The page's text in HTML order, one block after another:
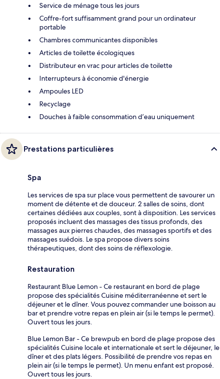
Service de ménage tous les jours
Coffre-fort suffisamment grand pour un ordinateur
portable
Chambres communicantes disponibles
Articles de toilette écologiques
Distributeur en vrac pour articles de toilette
Interrupteurs à économie d'énergie
Ampoules LED
Recyclage
Douches à faible consommation d’eau uniquement
Prestations particulières
Spa
Les services de spa sur place vous permettent de savourer un
moment de détente et de douceur. 2 salles de soins, dont
certaines dédiées aux couples, sont à disposition. Les services
proposés incluent des massages des tissus profonds, des
massages aux pierres chaudes, des massages sportifs et des
massages suédois. Le spa propose divers soins
thérapeutiques, dont des soins de réflexologie.
Restauration
Restaurant Blue Lemon - Ce restaurant en bord de plage
propose des spécialités Cuisine méditerranéenne et sert le
déjeuner et le dîner. Vous pouvez commander une boisson au
bar et prendre votre repas en plein air (si le temps le permet).
Ouvert tous les jours.
Blue Lemon Bar - Ce brewpub en bord de plage propose des
spécialités Cuisine locale et internationale et sert le déjeuner, le
dîner et des plats légers. Possibilité de prendre vos repas en
plein air (si le temps le permet). Un menu enfant est proposé.
Ouvert tous les jours.